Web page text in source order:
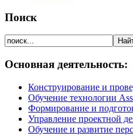
Поиск
Основная деятельность:
Конструирование и
Обучение технологии
Формирование и
Управление проектной
Обучение и развитие